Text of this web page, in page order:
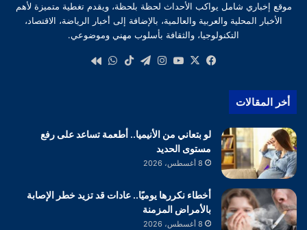
موقع إخباري شامل يواكب الأحداث لحظة بلحظة، ويقدم تغطية متميزة لأهم
الأخبار المحلية والعربية والعالمية، بالإضافة إلى أخبار الرياضة، الاقتصاد،
التكنولوجيا، والثقافة بأسلوب مهني وموضوعي.
فيسبوك
‫X
‫YouTube
انستقرام
تيلقرام‫TikTokواتساب
أخر المقالات
لو بتعاني من الأنيميا.. أطعمة تساعد على رفع
مستوى الحديد
8 أغسطس، 2026
أخطاء نكررها يوميًا.. عادات قد تزيد خطر الإصابة
بالأمراض المزمنة
8 أغسطس، 2026